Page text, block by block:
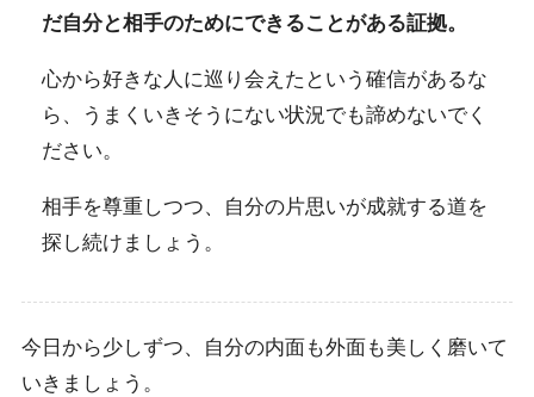
だ自分と相手のためにできることがある証拠。
心から好きな人に巡り会えたという確信があるな
ら、うまくいきそうにない状況でも諦めないでく
ださい。
相手を尊重しつつ、自分の片思いが成就する道を
探し続けましょう。
今日から少しずつ、自分の内面も外面も美しく磨いて
いきましょう。